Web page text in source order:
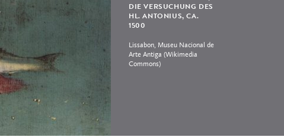
DIE VERSUCHUNG DES
HL. ANTONIUS, CA.
1500
Lissabon, Museu Nacional de
Arte Antiga (Wikimedia
Commons)